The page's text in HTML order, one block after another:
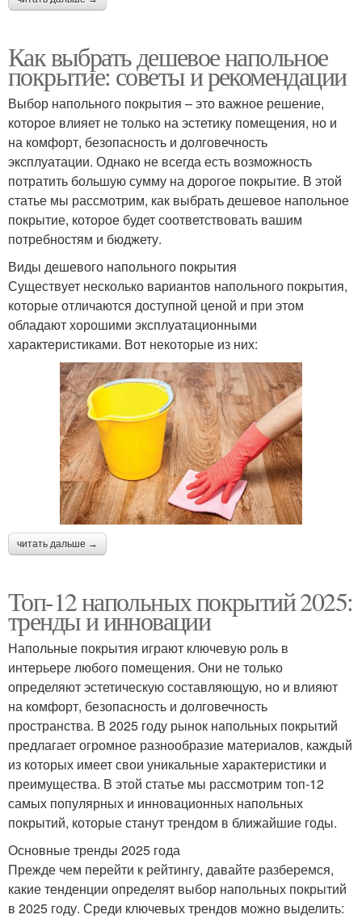
Как выбрать дешевое напольное
покрытие: советы и рекомендации
Выбор напольного покрытия – это важное решение,
которое влияет не только на эстетику помещения, но и
на комфорт, безопасность и долговечность
эксплуатации. Однако не всегда есть возможность
потратить большую сумму на дорогое покрытие. В этой
статье мы рассмотрим, как выбрать дешевое напольное
покрытие, которое будет соответствовать вашим
потребностям и бюджету.
Виды дешевого напольного покрытия
Существует несколько вариантов напольного покрытия,
которые отличаются доступной ценой и при этом
обладают хорошими эксплуатационными
характеристиками. Вот некоторые из них:
читать дальше →
Топ-12 напольных покрытий 2025:
тренды и инновации
Напольные покрытия играют ключевую роль в
интерьере любого помещения. Они не только
определяют эстетическую составляющую, но и влияют
на комфорт, безопасность и долговечность
пространства. В 2025 году рынок напольных покрытий
предлагает огромное разнообразие материалов, каждый
из которых имеет свои уникальные характеристики и
преимущества. В этой статье мы рассмотрим топ-12
самых популярных и инновационных напольных
покрытий, которые станут трендом в ближайшие годы.
Основные тренды 2025 года
Прежде чем перейти к рейтингу, давайте разберемся,
какие тенденции определят выбор напольных покрытий
в 2025 году. Среди ключевых трендов можно выделить: